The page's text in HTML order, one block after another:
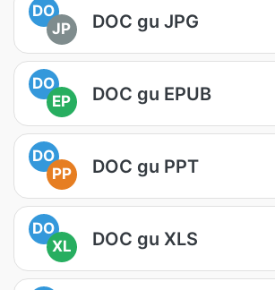
DO
JP
DOC gu JPG
DO
EP
DOC gu EPUB
DO
PP
DOC gu PPT
DO
XL
DOC gu XLS